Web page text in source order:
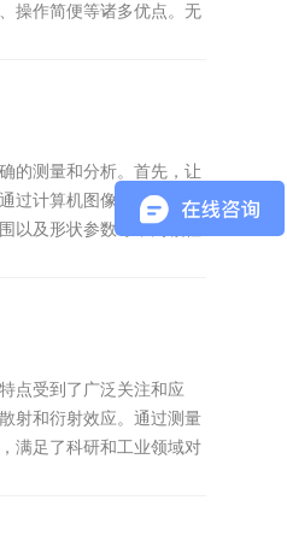
操作简便等诸多优点。无
的测量和分析。首先，让
过计算机图像处理技术，
及形状参数等，为颗粒
点受到了广泛关注和应
射和衍射效应。通过测量
满足了科研和工业领域对